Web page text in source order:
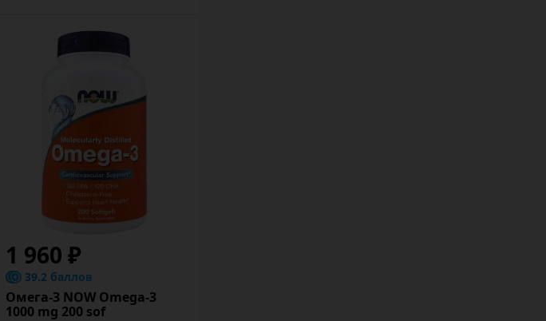
1 960 ₽
39.2 баллов
Омега-3 NOW Omega-3
1000 mg 200 sof